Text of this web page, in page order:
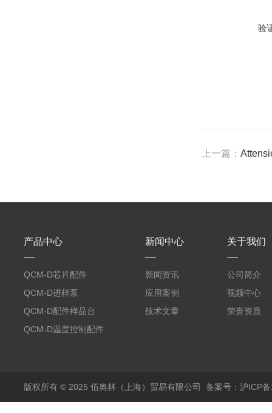
验
上一篇：
产品中心
QCM-D芯片配件
QCM-D进样泵
QCM-D配件样品台
QCM-D温度控制配件
新闻中心
新闻资讯
应用案例
技术文章
关于我们
公司简介
视频中心
荣誉资质
版权所有 © 2025 佰奥林（上海）贸易有限公司 备案号：沪ICP